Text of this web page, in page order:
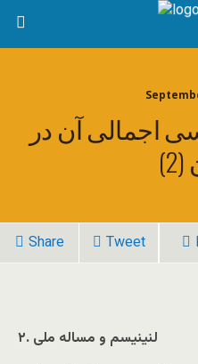
اجمالی آن در
Share Tweet
۲. لنينيسم و مساله ملی